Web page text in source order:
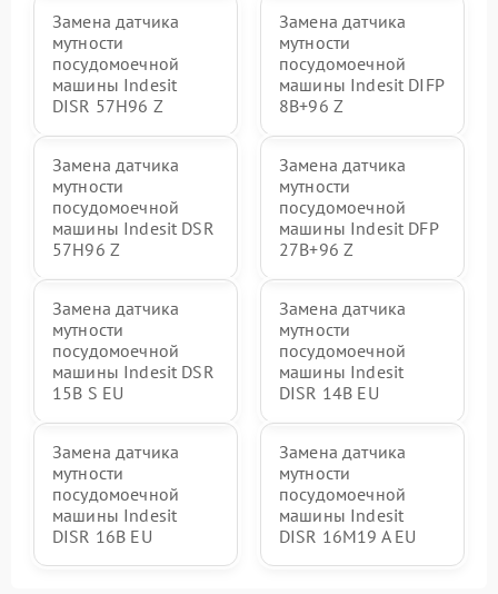
Замена датчика
мутности
посудомоечной
машины Indesit
DISR 57H96 Z
Замена датчика
мутности
посудомоечной
машины Indesit DIFP
8B+96 Z
Замена датчика
мутности
посудомоечной
машины Indesit DSR
57H96 Z
Замена датчика
мутности
посудомоечной
машины Indesit DFP
27B+96 Z
Замена датчика
мутности
посудомоечной
машины Indesit DSR
15B S EU
Замена датчика
мутности
посудомоечной
машины Indesit
DISR 14B EU
Замена датчика
мутности
посудомоечной
машины Indesit
DISR 16B EU
Замена датчика
мутности
посудомоечной
машины Indesit
DISR 16M19 A EU